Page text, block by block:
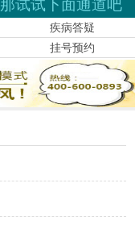
那试试下面通道吧
疾病答疑
挂号预约